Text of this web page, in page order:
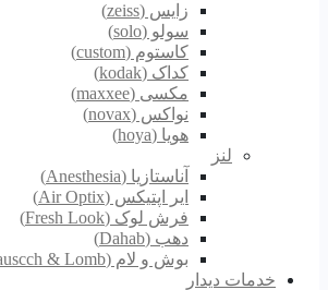
زایس (zeiss)
سولو (solo)
کاستوم (custom)
کداک (kodak)
مکسی (maxxee)
نواکس (novax)
هویا (hoya)
لنز
آناستازیا (Anesthesia)
ایر اپتیکس (Air Optix)
فرش لوک (Fresh Look)
دهب (Dahab)
بوش و لام (Bauscch & Lomb)
خدمات دیدار